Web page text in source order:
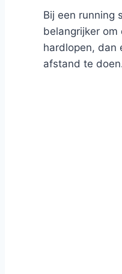
Bij een running
belangrijker om
hardlopen, dan
afstand te